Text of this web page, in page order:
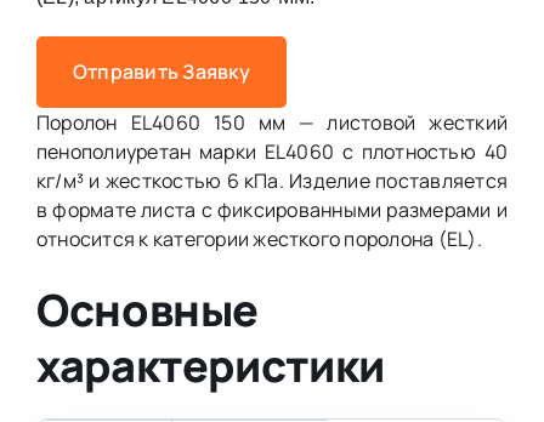
Отправить Заявку
Поролон EL4060 150 мм — листовой жесткий
пенополиуретан марки EL4060 с плотностью 40
кг/м³ и жесткостью 6 кПа. Изделие поставляется
в формате листа с фиксированными размерами и
относится к категории жесткого поролона (EL).
Основные
характеристики